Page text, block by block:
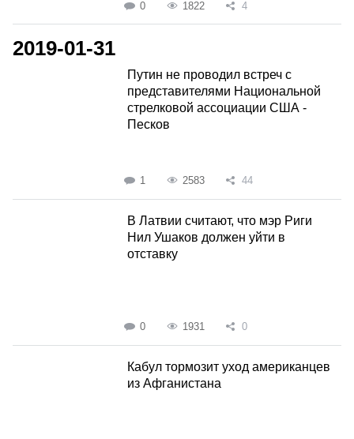
0 1822 4
2019-01-31
Путин не проводил встреч с
представителями Национальной
стрелковой ассоциации США -
Песков
1 2583 44
В Латвии считают, что мэр Риги
Нил Ушаков должен уйти в
отставку
0 1931 0
Кабул тормозит уход американцев
из Афганистана